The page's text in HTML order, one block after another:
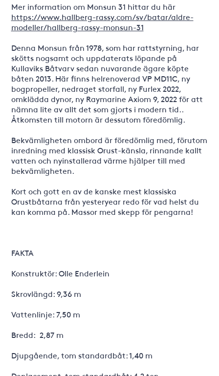
Mer information om Monsun 31 hittar du här
https://www.hallberg-rassy.com/sv/batar/aldre-
modeller/hallberg-rassy-monsun-31
Denna Monsun från 1978, som har rattstyrning, har
skötts nogsamt och uppdaterats löpande på
Kullaviks Båtvarv sedan nuvarande ägare köpte
båten 2013. Här finns helrenoverad VP MD11C, ny
bogpropeller, nedraget storfall, ny Furlex 2022,
omklädda dynor, ny Raymarine Axiom 9, 2022 för att
nämna lite av allt det som gjorts i modern tid..
Åtkomsten till motorn är dessutom föredömlig.
Bekvämligheten ombord är föredömlig med, förutom
inredning med klassisk Orust-känsla, rinnande kallt
vatten och nyinstallerad värme hjälper till med
bekvämligheten.
Kort och gott en av de kanske mest klassiska
Orustbåtarna från yesteryear redo för vad helst du
kan komma på. Massor med skepp för pengarna!
FAKTA
Konstruktör: Olle Enderlein
Skrovlängd: 9,36 m
Vattenlinje: 7,50 m
Bredd: 2,87 m
Djupgående, tom standardbåt: 1,40 m